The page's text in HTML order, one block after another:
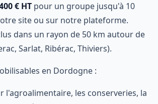
€ HT pour un groupe jusqu'à 10
site ou sur notre plateforme.
dans un rayon de 50 km autour de
Sarlat, Ribérac, Thiviers).
en Dordogne :
l'agroalimentaire, les conserveries, la